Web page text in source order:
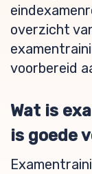
overzicht
voorbereid
Wat is
is goede